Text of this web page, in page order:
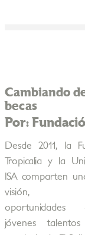
Cambiando
becas
Por:
Desde 2011, la
Tropicalia y la
ISA comparten
visión,
jóvenes